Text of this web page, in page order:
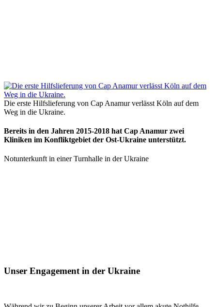
Die erste Hilfslieferung von Cap Anamur verlässt Köln auf dem
Weg in die Ukraine.
Bereits in den Jahren 2015-2018 hat Cap Anamur zwei
Kliniken im Konfliktgebiet der Ost-Ukraine unterstützt.
Notunterkunft in einer Turnhalle in der Ukraine
Unser Engagement in der Ukraine